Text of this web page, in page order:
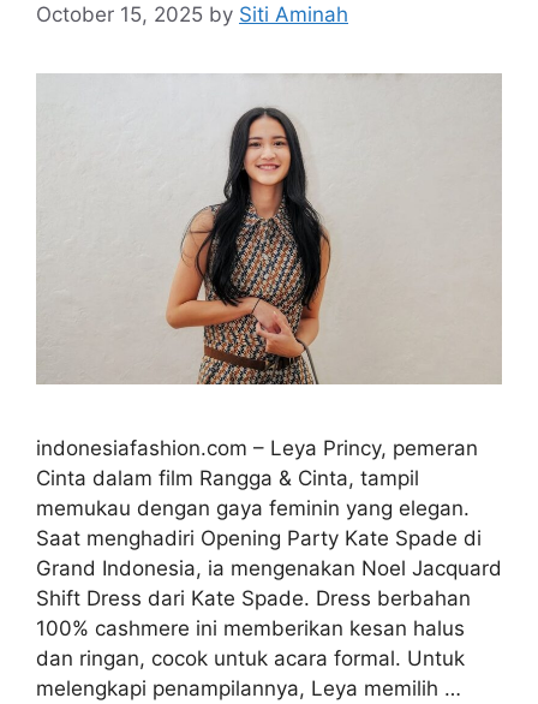
October 15, 2025 by Siti Aminah
indonesiafashion.com – Leya Princy, pemeran
Cinta dalam film Rangga & Cinta, tampil
memukau dengan gaya feminin yang elegan.
Saat menghadiri Opening Party Kate Spade di
Grand Indonesia, ia mengenakan Noel Jacquard
Shift Dress dari Kate Spade. Dress berbahan
100% cashmere ini memberikan kesan halus
dan ringan, cocok untuk acara formal. Untuk
melengkapi penampilannya, Leya memilih …